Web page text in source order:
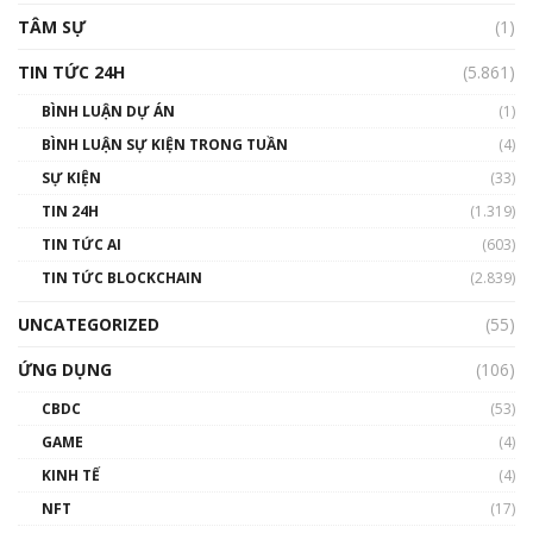
TÂM SỰ
(1)
TIN TỨC 24H
(5.861)
BÌNH LUẬN DỰ ÁN
(1)
BÌNH LUẬN SỰ KIỆN TRONG TUẦN
(4)
SỰ KIỆN
(33)
TIN 24H
(1.319)
TIN TỨC AI
(603)
TIN TỨC BLOCKCHAIN
(2.839)
UNCATEGORIZED
(55)
ỨNG DỤNG
(106)
CBDC
(53)
GAME
(4)
KINH TẾ
(4)
NFT
(17)